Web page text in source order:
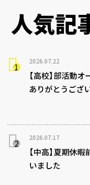
人気記
2026.07.22
【高校】部活動
ありがとうござ
2026.07.17
【中高】夏期休
いました